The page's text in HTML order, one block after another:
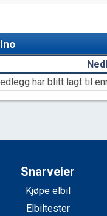
har blitt lagt til
Snarveier
Kjøpe elbil
Elbiltester